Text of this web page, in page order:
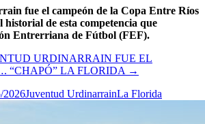
fue el campeón de la Copa Entre Ríos
de esta competencia que
Entrerriana de Fútbol (FEF).
URDINARRAIN FUE EL
“CHAPÓ” LA FLORIDA →
2026Juventud UrdinarrainLa Florida